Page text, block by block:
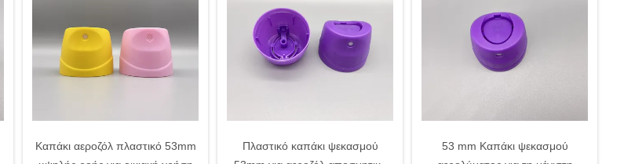
Καπάκι αεροζόλ πλαστικό 53mm
Πλαστικό καπάκι ψεκασμού
53 mm Καπάκι ψεκασμού